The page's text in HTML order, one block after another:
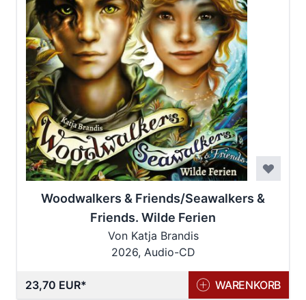
Woodwalkers & Friends/Seawalkers &
Friends. Wilde Ferien
Von Katja Brandis
2026, Audio-CD
23,70 EUR WARENKORB